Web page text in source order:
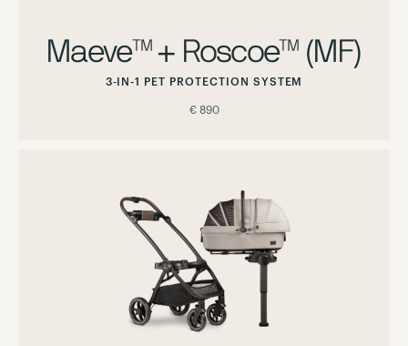
Maeve™ + Roscoe™ (MF)
3-IN-1 PET PROTECTION SYSTEM
€ 890